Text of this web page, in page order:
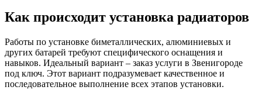
Как происходит установка радиаторов
Работы по установке биметаллических, алюминиевых и
других батарей требуют специфического оснащения и
навыков. Идеальный вариант – заказ услуги в Звенигороде
под ключ. Этот вариант подразумевает качественное и
последовательное выполнение всех этапов установки.